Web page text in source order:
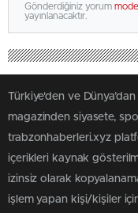
Gönderdiğiniz yorum
yayınlanacaktır.
Türkiye'den ve
magazinden siyasete,
trabzonhaberleri.xyz
içerikleri kaynak
izinsiz olarak
işlem yapan kişi/kişiler